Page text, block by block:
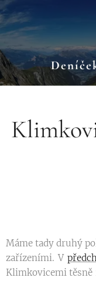
Máme tady druhý
zařízeními. V
Klimkovicemi těsně